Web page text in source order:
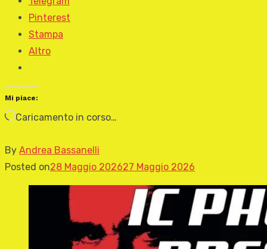
Pinterest
Stampa
Altro
Mi piace:
Caricamento in corso…
By Andrea Bassanelli
Posted on28 Maggio 202627 Maggio 2026